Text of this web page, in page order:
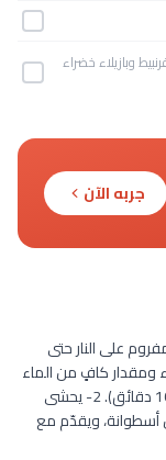
وبازيلاء خضراء
جربه الآن
على النار حتى
ومقدار كافٍ من الماء
ويغطّى الإناء حتى يصبح الفريك ناضجاً (تقريباً 10 دقائق). 2- يحشى
أسطوانة، ويقدّم مع